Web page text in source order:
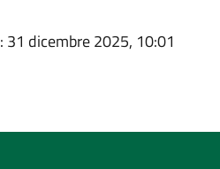
: 31 dicembre 2025, 10:01